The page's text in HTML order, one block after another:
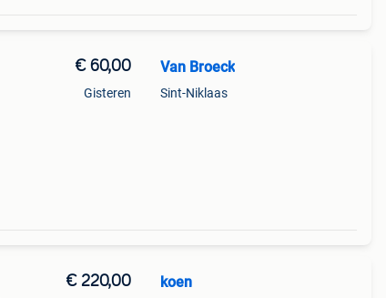
€ 60,00
Gisteren
Van Broeck
Sint-Niklaas
€ 220,00 koen